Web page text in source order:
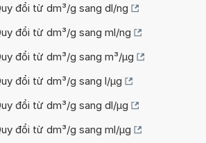
đổi từ dm³/g sang dl/ng
đổi từ dm³/g sang ml/ng
đổi từ dm³/g sang m³/µg
đổi từ dm³/g sang l/µg
đổi từ dm³/g sang dl/µg
đổi từ dm³/g sang ml/µg